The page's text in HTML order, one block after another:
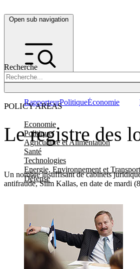
Open sub navigation
Recherche
POLICY AREAS
Economie
Politique
Agriculture et Alimentation
Santé
Technologies
Energie, Environnement et Transport
Défense
RapporteurPolitiqueÉconomie
Le registre des
Un nombre insuffisant de cabinets
antifraude, Siim Kallas, en date de mardi